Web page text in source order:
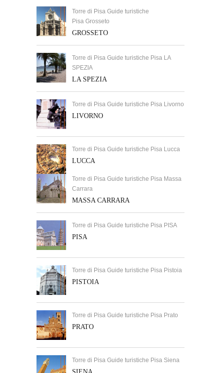
Torre di Pisa Guide turistiche
Pisa Grosseto
GROSSETO
Torre di Pisa Guide turistiche Pisa LA
SPEZIA
LA SPEZIA
Torre di Pisa Guide turistiche Pisa Livorno
LIVORNO
Torre di Pisa Guide turistiche Pisa Lucca
LUCCA
Torre di Pisa Guide turistiche Pisa Massa
Carrara
MASSA CARRARA
Torre di Pisa Guide turistiche Pisa PISA
PISA
Torre di Pisa Guide turistiche Pisa Pistoia
PISTOIA
Torre di Pisa Guide turistiche Pisa Prato
PRATO
Torre di Pisa Guide turistiche Pisa Siena